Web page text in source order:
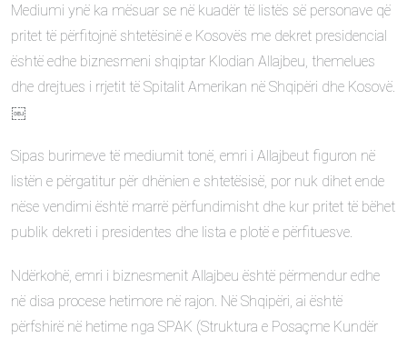
Mediumi ynë ka mësuar se në kuadër të listës së personave që
pritet të përfitojnë shtetësinë e Kosovës me dekret presidencial
është edhe biznesmeni shqiptar Klodian Allajbeu, themelues
dhe drejtues i rrjetit të Spitalit Amerikan në Shqipëri dhe Kosovë.
￼
Sipas burimeve të mediumit tonë, emri i Allajbeut figuron në
listën e përgatitur për dhënien e shtetësisë, por nuk dihet ende
nëse vendimi është marrë përfundimisht dhe kur pritet të bëhet
publik dekreti i presidentes dhe lista e plotë e përfituesve.
Ndërkohë, emri i biznesmenit Allajbeu është përmendur edhe
në disa procese hetimore në rajon. Në Shqipëri, ai është
përfshirë në hetime nga SPAK (Struktura e Posaçme Kundër